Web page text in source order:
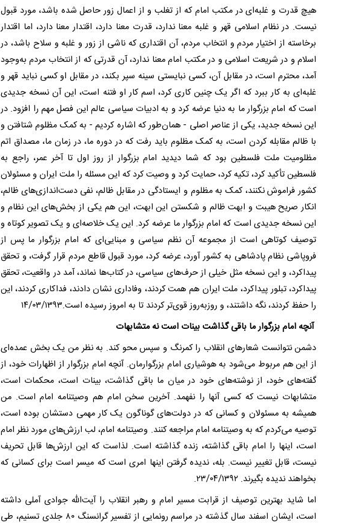
هیچ قدرت و غلبه‌ای در مکتب امام که از تغلب و از اعمال زور حاصل شده باشد، مورد قبول
نیست. در نظام اسلامی قهر و غلبه معنا ندارد، قدرت معنا دارد، اقتدار معنا دارد، اما اقتدار
برخاسته از اختیار مردم و انتخاب مردم، آن اقتداری که ناشی از زور و غلبه و سلاح باشد، در
اسلام و در شریعت اسلامی و در مکتب امام معنا ندارد، آن قدرتی که از انتخاب مردم به‌وجود
آمد، محترم است، در مقابل آن، کسی نبایستی سینه سپر بکند، در مقابل او کسی نباید قهر و
غلبه‌ای به کار ببرد که اگر یک چنین کاری کرد، اسم کار او فتنه است، این آن نسخه جدیدی
است که امام بزرگوار ما به دنیا عرضه کرد و به ادبیات سیاسی عالم این فصل مهم را افزود. در
این نسخه جدید، یکی از عناصر اصلی - همان‌طور که اشاره کردیم - به کمک مظلوم شتافتن و
با ظالم مقابله کردن است، به کمک مظلوم باید رفت که در دوره ما، در زمان ما، مصداق اتم
مظلومیت ملت فلسطین بود که شما دیدید امام بزرگوار از روز اول تا آخر عمر، راجع به
فلسطین تأکید کرد، تکیه کرد، حمایت کرد و وصیت کرد که این مسئله را ملت ایران و مسئولان
کشور فراموش نکنند، کمک به مظلوم و ایستادگی در مقابل ظالم، نفی دست‌اندازی‌های ظالم،
انکار صریح هیبت و ابهت ظالم و شکستن این ابهت، این هم یکی از بخش‌های این نظام و
این نسخه جدیدی است که امام بزرگوار ما عرضه کرد. این یک خلاصه‌ای و یک تصویر کوتاه و
توصیف کوتاهی است از مجموعه آن نظم سیاسی و مبنایی‌ای که امام بزرگوار ما پس از
فروپاشی نظام پادشاهی به کشور آورد، عرضه کرد، مورد قبول قاطع مردم قرار گرفت، و تحقق
پیداکرد، و این نسخه مثل خیلی از حرف‌های سیاسی، در کتاب‌ها نماند، آمد در واقعیت، تحقق
پیداکرد، تبلور پیداکرد، ملت ایران هم همت کردند، وفاداری نشان دادند، فداکاری کردند، این
را حفظ کردند، نگه داشتند، و روزبه‌روز قوی‌تر کردند تا به امروز رسیده است.۱۴/۰۳/۱۳۹۳
آنچه امام بزرگوار ما باقی گذاشت بینات است نه متشابهات
دشمن نتوانست شعار‌های انقلاب را کمرنگ و سپس محو کند. به نظر من یک بخش عمده‌ای
از این هم مربوط می‌شود به هوشیاری امام بزرگوارمان. آنچه امام بزرگوار از اظهارات خود، از
گفته‌های خود، از نوشته‌های خود در میان ما باقی گذاشت، بینات است، محکمات است،
متشابهات نیست که کسی آنها را نفهمد. آخرین سخن امام هم وصیتنامه امام است. من
همیشه به مسئولان و کسانی که در دولت‌های گوناگون یک کار مهمی دستشان بوده است،
توصیه می‌کردم که به وصیتنامه امام مراجعه کنند. وصیتنامه امام، لب ارزش‌های مورد نظر امام
است، اینها را امام باقی گذاشته، زنده گذاشته است. لذاست که این ارزش‌ها قابل تحریف
نیست، قابل تغییر نیست. بله، ندیده گرفتن اینها امری است که میسر است برای کسانی که
بخواهند ندیده بگیرند. ۲۳/۰۴/۱۳۹۲.
اما شاید بهترین توصیف از قرابت مسیر امام و رهبر انقلاب را آیت‌الله جوادی آملی داشته
است، ایشان اسفند سال گذشته در مراسم رونمایی از تفسیر گرانسنگ ۸۰ جلدی تسنیم، طی